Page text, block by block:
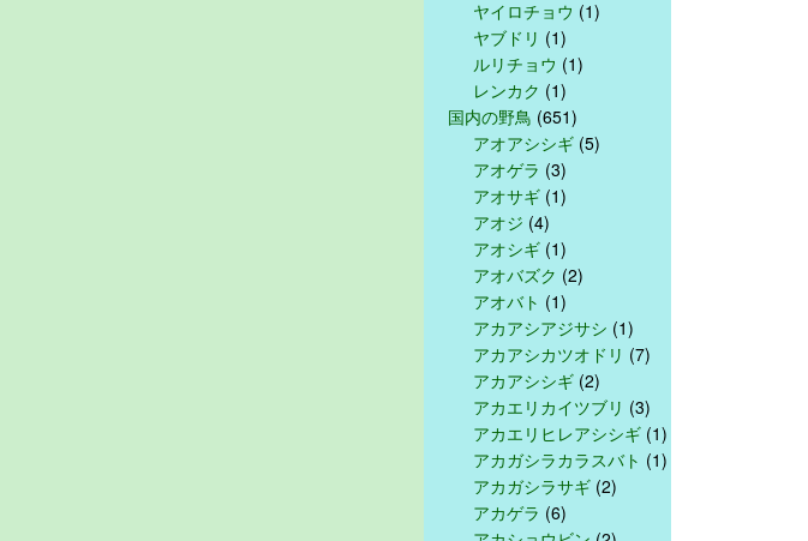
ヤイロチョウ (1)
ヤブドリ (1)
ルリチョウ (1)
レンカク (1)
国内の野鳥 (651)
アオアシシギ (5)
アオゲラ (3)
アオサギ (1)
アオジ (4)
アオシギ (1)
アオバズク (2)
アオバト (1)
アカアシアジサシ (1)
アカアシカツオドリ (7)
アカアシシギ (2)
アカエリカイツブリ (3)
アカエリヒレアシシギ (1)
アカガシラカラスバト (1)
アカガシラサギ (2)
アカゲラ (6)